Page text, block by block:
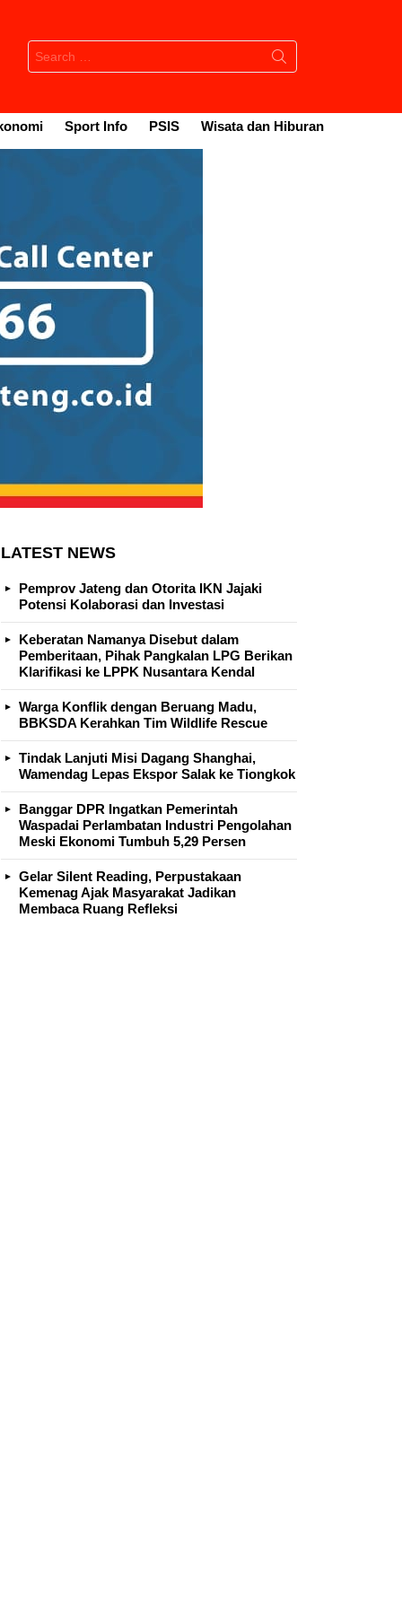
Search
for:
Sport Info PSIS Wisata dan Hiburan
LATEST NEWS
Pemprov Jateng dan Otorita IKN Jajaki
Potensi Kolaborasi dan Investasi
Keberatan Namanya Disebut dalam
Pemberitaan, Pihak Pangkalan LPG Berikan
Klarifikasi ke LPPK Nusantara Kendal
Warga Konflik dengan Beruang Madu,
BBKSDA Kerahkan Tim Wildlife Rescue
Tindak Lanjuti Misi Dagang Shanghai,
Wamendag Lepas Ekspor Salak ke Tiongkok
Banggar DPR Ingatkan Pemerintah
Waspadai Perlambatan Industri Pengolahan
Meski Ekonomi Tumbuh 5,29 Persen
Gelar Silent Reading, Perpustakaan
Kemenag Ajak Masyarakat Jadikan
Membaca Ruang Refleksi